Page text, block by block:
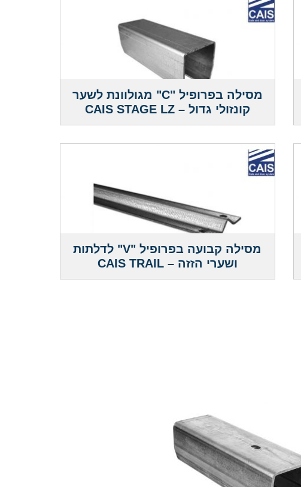
מסילה בפרופיל "C" מגולוונת לשער
קונזולי גדול – CAIS STAGE LZ
מסילה קבועה בפרופיל "V" לדלתות
ושערי הזזה – CAIS TRAIL